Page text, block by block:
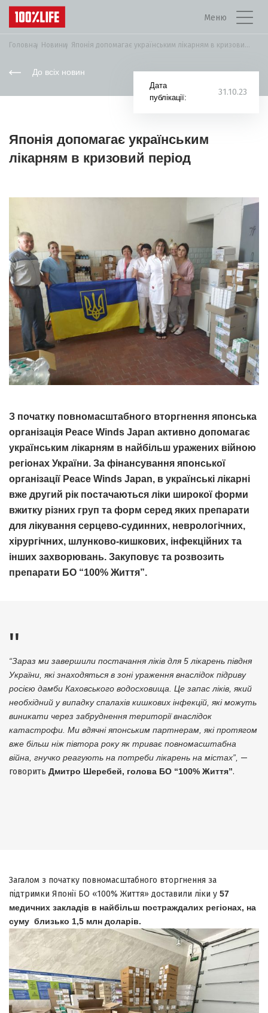
Меню
Головна Новини Японія допомагає українським лікарням в кризовий період
До всіх новин
Дата
публікації:
31.10.23
Японія допомагає українським
лікарням в кризовий період
З початку повномасштабного вторгнення японська
організація Peace Winds Japan активно допомагає
українським лікарням в найбільш уражених війною
регіонах України. За фінансування японської
організації Peace Winds Japan, в українські лікарні
вже другий рік постачаються ліки широкої форми
вжитку різних груп та форм серед яких препарати
для лікування серцево-судинних, неврологічних,
хірургічних, шлунково-кишкових, інфекційних та
інших захворювань. Закуповує та розвозить
препарати БО “100% Життя”.
“Зараз ми завершили постачання ліків для 5 лікарень півдня
України, які знаходяться в зоні ураження внаслідок підриву
росією дамби Каховського водосховища. Це запас ліків, який
необхідний у випадку спалахів кишкових інфекцій, які можуть
виникати через забруднення території внаслідок
катастрофи. Ми вдячні японським партнерам, які протягом
вже більш ніж півтора року як триває повномасштабна
війна, гнучко реагують на потреби лікарень на містах”, —
говорить Дмитро Шеребей, голова БО “100% Життя”.
Загалом з початку повномасштабного вторгнення за
підтримки Японії БО «100% Життя» доставили ліки у 57
медичних закладів в найбільш постраждалих регіонах, на
суму близько 1,5 млн доларів.